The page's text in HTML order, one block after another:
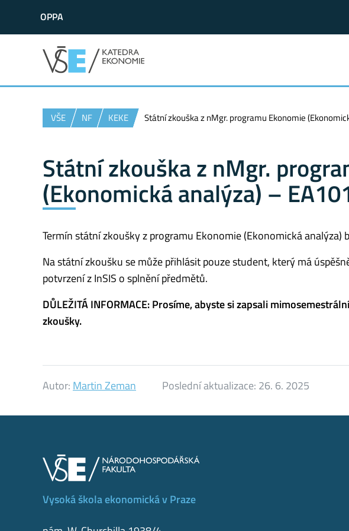
OPPA
VŠE NF KEKE Státní zkouška z nMgr. programu Ekonomie
Státní zkouška z nMgr.
(Ekonomická analýza) –
Termín státní zkoušky z programu Ekonomie (Ekonomická analýza)
Na státní zkoušku se může přihlásit pouze student, který má
potvrzení z InSIS o splnění předmětů.
DŮLEŽITÁ INFORMACE: Prosíme, abyste si zapsali
zkoušky.
Autor: Martin Zeman Poslední aktualizace: 26. 6. 2025
Vysoká škola ekonomická v Praze